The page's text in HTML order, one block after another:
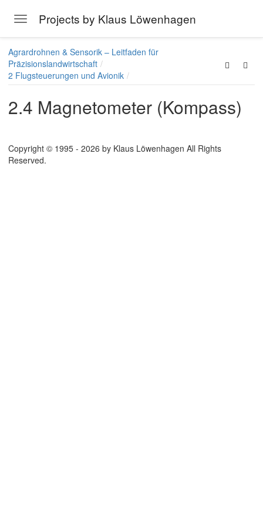
Toggle navigation
Projects by Klaus Löwenhagen
Agrardrohnen & Sensorik – Leitfaden für
Präzisionslandwirtschaft
2 Flugsteuerungen und Avionik
2.4 Magnetometer (Kompass)
Copyright © 1995 - 2026 by Klaus Löwenhagen All Rights
Reserved.